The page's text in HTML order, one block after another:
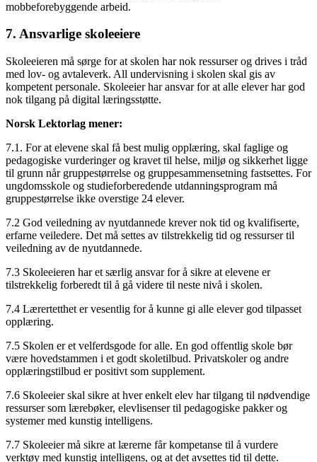
mobbeforebyggende arbeid.
7. Ansvarlige skoleeiere
Skoleeieren må sørge for at skolen har nok ressurser og drives i tråd
med lov- og avtaleverk. All undervisning i skolen skal gis av
kompetent personale. Skoleeier har ansvar for at alle elever har god
nok tilgang på digital læringsstøtte.
Norsk Lektorlag mener:
7.1. For at elevene skal få best mulig opplæring, skal faglige og
pedagogiske vurderinger og kravet til helse, miljø og sikkerhet ligge
til grunn når gruppestørrelse og gruppesammensetning fastsettes. For
ungdomsskole og studieforberedende utdanningsprogram må
gruppestørrelse ikke overstige 24 elever.
7.2 God veiledning av nyutdannede krever nok tid og kvalifiserte,
erfarne veiledere. Det må settes av tilstrekkelig tid og ressurser til
veiledning av de nyutdannede.
7.3 Skoleeieren har et særlig ansvar for å sikre at elevene er
tilstrekkelig forberedt til å gå videre til neste nivå i skolen.
7.4 Lærertetthet er vesentlig for å kunne gi alle elever god tilpasset
opplæring.
7.5 Skolen er et velferdsgode for alle. En god offentlig skole bør
være hovedstammen i et godt skoletilbud. Privatskoler og andre
opplæringstilbud er positivt som supplement.
7.6 Skoleeier skal sikre at hver enkelt elev har tilgang til nødvendige
ressurser som lærebøker, elevlisenser til pedagogiske pakker og
systemer med kunstig intelligens.
7.7 Skoleeier må sikre at lærerne får kompetanse til å vurdere
verktøy med kunstig intelligens, og at det avsettes tid til dette.